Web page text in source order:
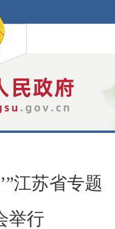
江苏省专题
举行